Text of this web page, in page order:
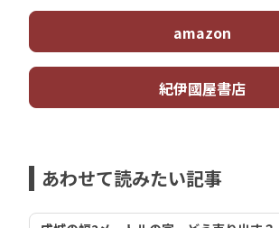
amazon
紀伊國屋書店
あわせて読みたい記事